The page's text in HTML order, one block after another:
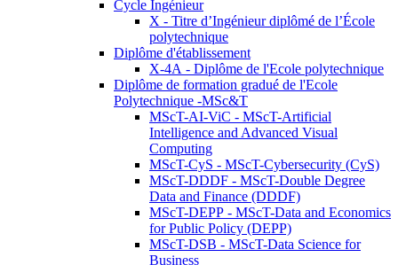
Cycle Ingénieur
X - Titre d’Ingénieur diplômé de l’École
polytechnique
Diplôme d'établissement
X-4A - Diplôme de l'Ecole polytechnique
Diplôme de formation gradué de l'Ecole
Polytechnique -MSc&T
MScT-AI-ViC - MScT-Artificial
Intelligence and Advanced Visual
Computing
MScT-CyS - MScT-Cybersecurity (CyS)
MScT-DDDF - MScT-Double Degree
Data and Finance (DDDF)
MScT-DEPP - MScT-Data and Economics
for Public Policy (DEPP)
MScT-DSB - MScT-Data Science for
Business